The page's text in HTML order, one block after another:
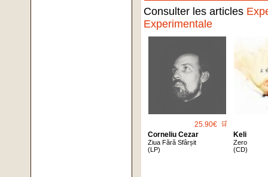
Consulter les articles
Experimentale
25.90€ 🛒
Corneliu Cezar
Ziua Fără Sfârșit
(LP)
Keli
Zero
(CD)